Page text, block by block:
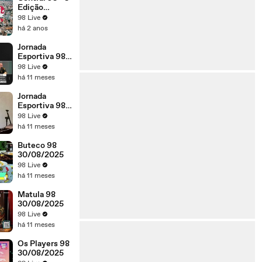
Edição
30/12/24
98 Live
há 2 anos
Jornada
Esportiva 98 -
Vitória x
Atlético
98 Live
há 11 meses
Jornada
Esportiva 98 -
Cruzeiro x São
Paulo
98 Live
há 11 meses
Buteco 98
30/08/2025
98 Live
há 11 meses
Matula 98
30/08/2025
98 Live
há 11 meses
Os Players 98
30/08/2025